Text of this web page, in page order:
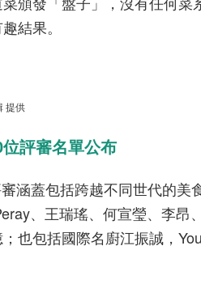
結果。
提供
評審名單公布
涵蓋包括跨越不同世代的
、王瑞瑤、何宣瑩、李
也包括國際名廚江振誠，